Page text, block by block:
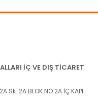
İÇ VE DIŞ TİCARET
2A BLOK NO:2A İÇ KAPI